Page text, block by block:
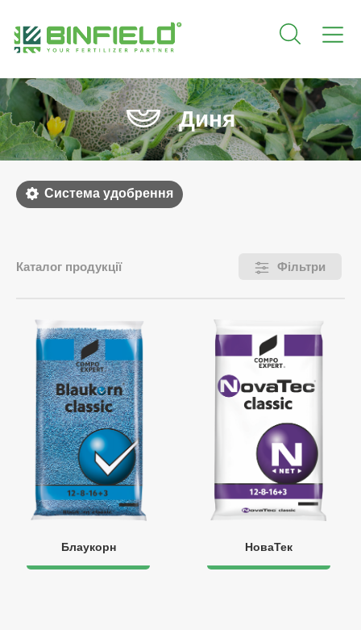
Диня
Система удобрення
Каталог продукції Фільтри
Блаукорн НоваТек